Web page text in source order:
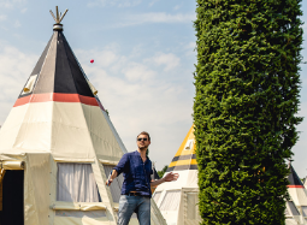
per week beschikbaar
10+ miljoen leden